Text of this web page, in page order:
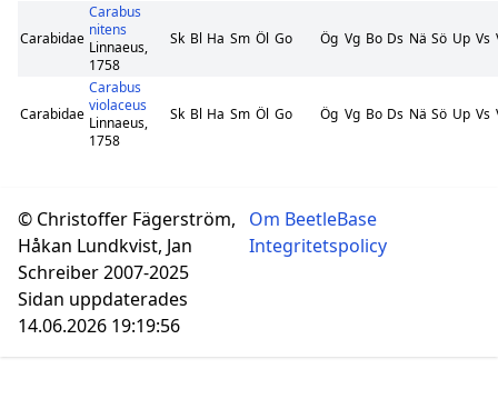
Carabidae
Carabus
nitens
Linnaeus,
1758
Sk Bl Ha Sm Öl Go Ög Vg Bo Ds Nä Sö Up Vs
Carabidae
Carabus
violaceus
Linnaeus,
1758
Sk Bl Ha Sm Öl Go Ög Vg Bo Ds Nä Sö Up Vs
© Christoffer Fägerström,
Håkan Lundkvist, Jan
Schreiber 2007-2025
Sidan uppdaterades
14.06.2026 19:19:56
Om BeetleBase
Integritetspolicy